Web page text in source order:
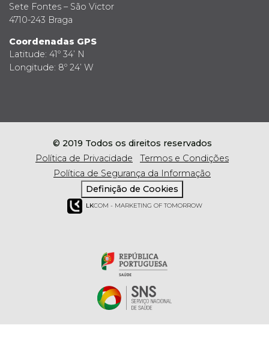
Sete Fontes – São Victor
4710-243 Braga
Coordenadas GPS
Latitude: 41º 34’ N
Longitude: 8º 24’ W
© 2019 Todos os direitos reservados
Política de Privacidade
Termos e Condições
Política de Segurança da Informação
Definição de Cookies
LKCOM - MARKETING OF TOMORROW